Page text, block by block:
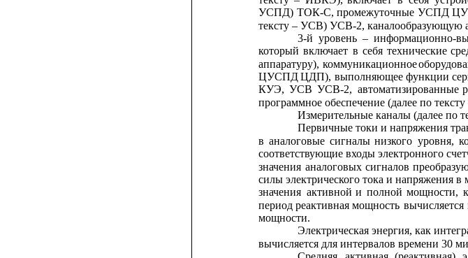
УСПД) ТОК-С, промежуточные УСПД
тексту – УСВ) УСВ-2, каналообразующую
3-й уровень – информационно-
который включает в себя технические
аппаратуру), коммуникационное
ЦУСПД ЦДП), выполняющее функции
КУЭ, УСВ УСВ-2, автоматизированные
программное обеспечение (далее по
Измерительные каналы (далее по
Первичные токи и напряжения
в аналоговые сигналы низкого уровня,
соответствующие входы электронного
значения аналоговых сигналов
силы электрического тока и напряжения в
значения активной и полной мощности,
период реактивная мощность вычисляется
мощности.
Электрическая энергия, как
вычисляется для интервалов времени 30